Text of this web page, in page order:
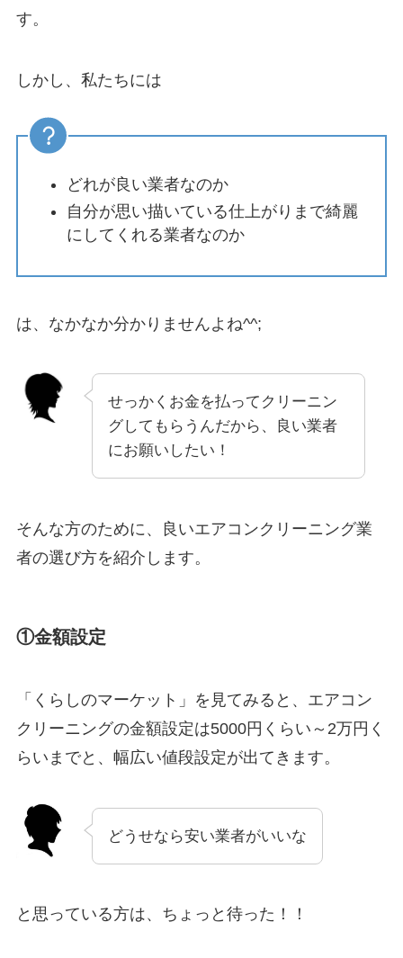
す。
しかし、私たちには
どれが良い業者なのか
自分が思い描いている仕上がりまで綺麗
にしてくれる業者なのか
は、なかなか分かりませんよね^^;
せっかくお金を払ってクリーニン
グしてもらうんだから、良い業者
にお願いしたい！
そんな方のために、良いエアコンクリーニング業
者の選び方を紹介します。
①金額設定
「くらしのマーケット」を見てみると、エアコン
クリーニングの金額設定は5000円くらい～2万円く
らいまでと、幅広い値段設定が出てきます。
どうせなら安い業者がいいな
と思っている方は、ちょっと待った！！